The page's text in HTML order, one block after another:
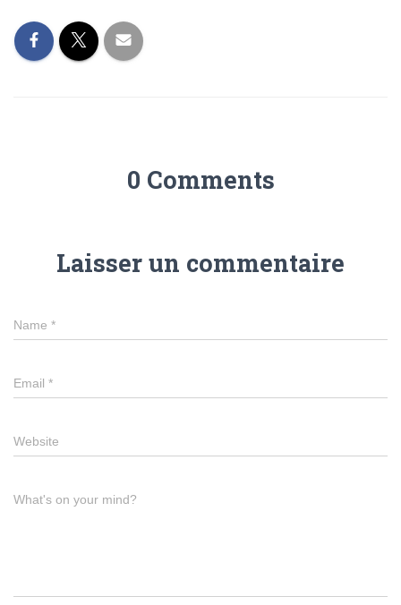
0 Comments
Laisser un commentaire
Name *
Email *
Website
What's on your mind?